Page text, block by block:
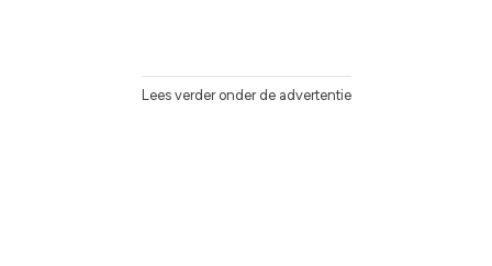
Lees verder onder de advertentie